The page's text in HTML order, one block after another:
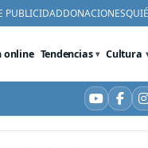
PUBLICIDADDONACIONES
online Tendencias Cultura
YouTube